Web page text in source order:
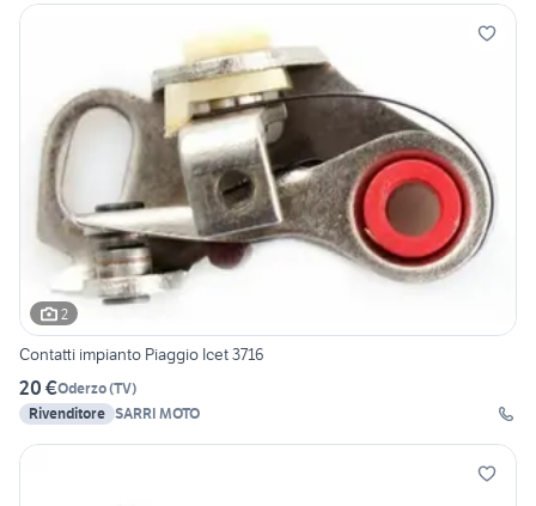
2
Contatti impianto Piaggio Icet 3716
20 €Oderzo(TV)
Rivenditore SARRI MOTO